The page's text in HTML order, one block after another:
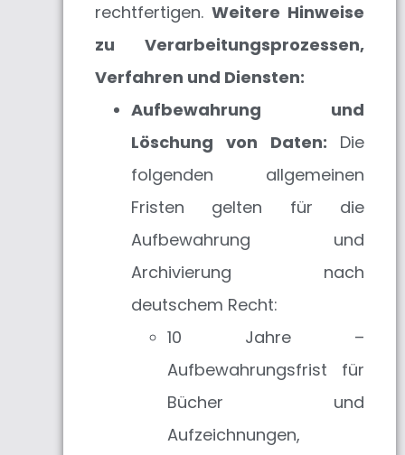
rechtfertigen. Weitere Hinweise
zu Verarbeitungsprozessen,
Verfahren und Diensten:
Aufbewahrung und
Löschung von Daten: Die
folgenden allgemeinen
Fristen gelten für die
Aufbewahrung und
Archivierung nach
deutschem Recht:
10 Jahre –
Aufbewahrungsfrist für
Bücher und
Aufzeichnungen,